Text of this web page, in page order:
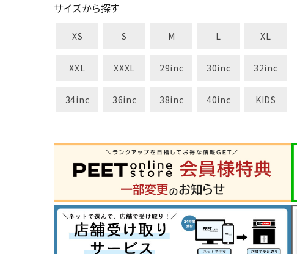
サイズから探す
XS S M L XL
XXL XXXL 29inc 30inc 32inc
34inc 36inc 38inc 40inc KIDS